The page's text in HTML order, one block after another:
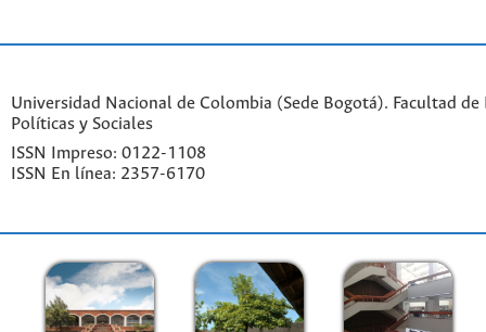
Universidad Nacional de Colombia (Sede Bogotá). Facultad de
Políticas y Sociales
ISSN Impreso: 0122-1108
ISSN En línea: 2357-6170